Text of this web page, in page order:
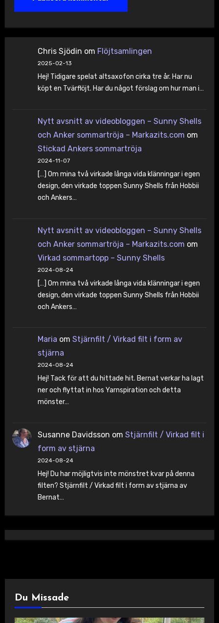
Chris Sjödin om Flöjtsamlingen
2025-02-13
Hej! Tidigare spelat altsaxofon cirka tre år. Har nu
köpt en Tvärflöjt. Har du något förslag om hur man i…
Nytt avsnitt av videobloggen – Sunny Shells
och Anker sommartröja – Markazits.com om
Stickad Ankers sommartröja
2024-11-07
[…] Om mina två virkade långa vida klänningar i egen
design, den virkade toppen Sunny Shells från Hobbii
och Ankers…
Nytt avsnitt av videobloggen – Sunny Shells
och Anker sommartröja – Markazits.com om
Virkad sommartopp – Sunny Shells
2024-08-24
[…] Om mina två virkade långa vida klänningar i egen
design, den virkade toppen Sunny Shells från Hobbii
och Ankers…
Maria om Stjärnfilt / Virkad filt i form av
stjärna
2024-08-24
Hej! Tack för att du hittade hit. Bernat verkar ha lagt
ner och flyttat in hos Yarnspiration och detta
mönster…
Susanne Davidsson om Stjärnfilt / Virkad filt i
form av stjärna
2024-08-24
Hej! Du har möjligtvis inte mönstret kvar på denna
filten? Stjärnfilt / Virkad filt i form av stjärna av
Bernat…
Du Missade